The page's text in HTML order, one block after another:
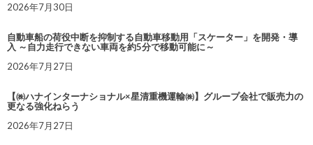
2026年7月30日
自動車船の荷役中断を抑制する自動車移動用「スケーター」を開発・導
入 ～自力走行できない車両を約5分で移動可能に～
2026年7月27日
【㈱ハナインターナショナル×星清重機運輸㈱】グループ会社で販売力の
更なる強化ねらう
2026年7月27日